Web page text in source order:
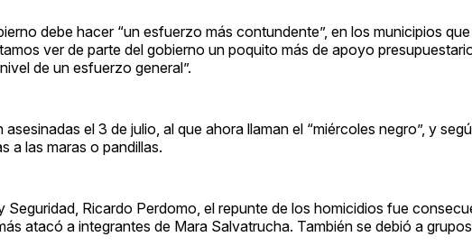
debe hacer “un esfuerzo más contundente”, en los municipios
ver de parte del gobierno un poquito más de apoyo
de un esfuerzo general”.
el 3 de julio, al que ahora llaman el “miércoles negro”, y
a las maras o pandillas.
Seguridad, Ricardo Perdomo, el repunte de los homicidios fue
atacó a integrantes de Mara Salvatrucha. También se debió a